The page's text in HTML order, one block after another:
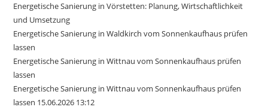
Energetische Sanierung in Vörstetten: Planung, Wirtschaftlichkeit
und Umsetzung
Energetische Sanierung in Waldkirch vom Sonnenkaufhaus prüfen
lassen
Energetische Sanierung in Wittnau vom Sonnenkaufhaus prüfen
lassen
Energetische Sanierung in Wittnau vom Sonnenkaufhaus prüfen
lassen 15.06.2026 13:12